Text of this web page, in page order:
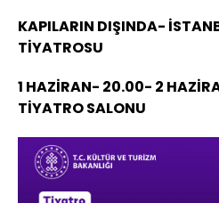
KAPILARIN DIŞINDA-
TİYATROSU
1 HAZİRAN- 20.00- 2
TİYATRO SALONU